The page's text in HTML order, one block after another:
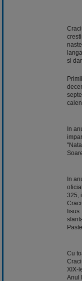
si
In
In
325,
Cu
XIX-
Anul